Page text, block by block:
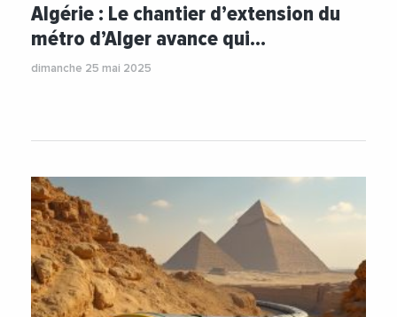
Algérie : Le chantier d’extension du
métro d’Alger avance qui…
dimanche 25 mai 2025